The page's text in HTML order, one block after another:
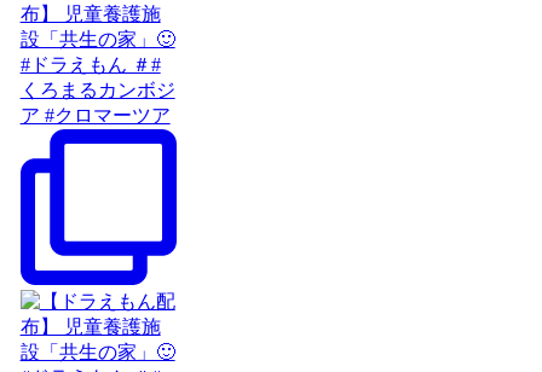
布】 児童養護施
設「共生の家」🙂
#ドラえもん ＃#
くろまるカンボジ
ア #クロマーツア